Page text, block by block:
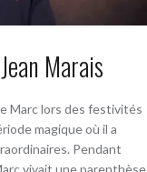
Marais
Marc lors des festivités
magique où il a
Pendant